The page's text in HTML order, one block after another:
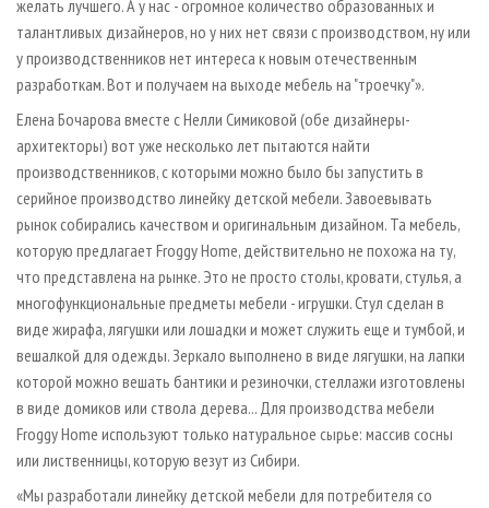
желать лучшего. А у нас - огромное количество образованных и
талантливых дизайнеров, но у них нет связи с производством, ну или
у производственников нет интереса к новым отечественным
разработкам. Вот и получаем на выходе мебель на "троечку"».
Елена Бочарова вместе с Нелли Симиковой (обе дизайнеры-
архитекторы) вот уже несколько лет пытаются найти
производственников, с которыми можно было бы запустить в
серийное производство линейку детской мебели. Завоевывать
рынок собирались качеством и оригинальным дизайном. Та мебель,
которую предлагает Froggy Home, действительно не похожа на ту,
что представлена на рынке. Это не просто столы, кровати, стулья, а
многофункциональные предметы мебели - игрушки. Стул сделан в
виде жирафа, лягушки или лошадки и может служить еще и тумбой, и
вешалкой для одежды. Зеркало выполнено в виде лягушки, на лапки
которой можно вешать бантики и резиночки, стеллажи изготовлены
в виде домиков или ствола дерева... Для производства мебели
Froggy Home используют только натуральное сырье: массив сосны
или лиственницы, которую везут из Сибири.
«Мы разработали линейку детской мебели для потребителя со